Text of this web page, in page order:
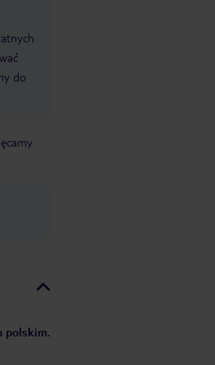
do
polskim.